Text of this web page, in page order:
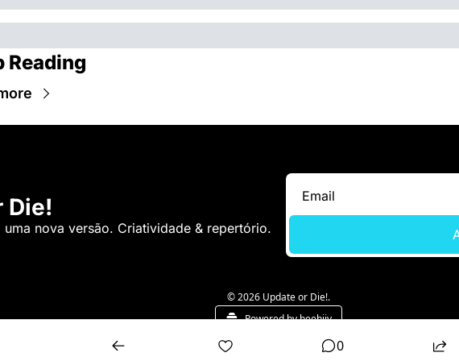
Reading
Die!
uma nova versão. Criatividade & repertório.
© 2026 Update or Die!.
Powered by beehiiv
0